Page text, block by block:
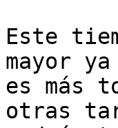
Este
mayor
es más
otras